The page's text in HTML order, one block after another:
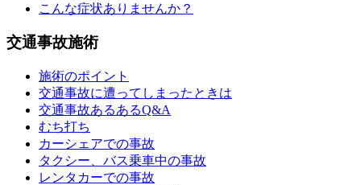
こんな症状ありませんか？
交通事故施術
施術のポイント
交通事故に遭ってしまったときは
交通事故あるあるQ&A
むち打ち
カーシェアでの事故
タクシー、バス乗車中の事故
レンタカーでの事故